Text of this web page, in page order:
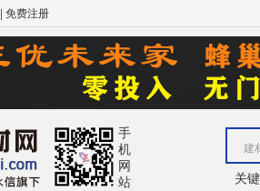
| 免费注册
手
机
网
站
建
关